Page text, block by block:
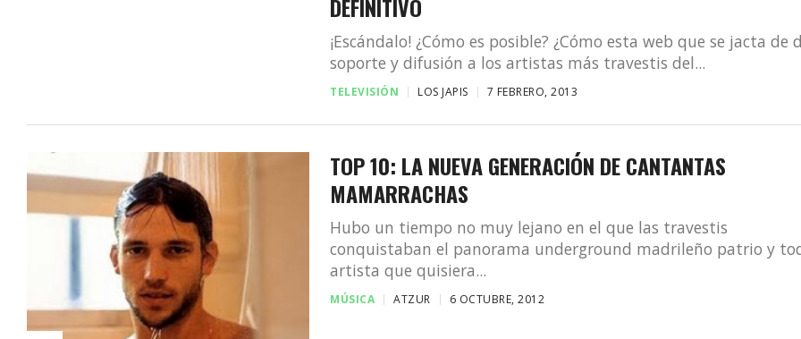
DEFINITIVO
¡Escándalo! ¿Cómo es posible? ¿Cómo esta web que se jacta de
soporte y difusión a los artistas más travestis del...
TELEVISIÓN LOS JAPIS 7 FEBRERO, 2013
TOP 10: LA NUEVA GENERACIÓN DE CANTANTAS
MAMARRACHAS
Hubo un tiempo no muy lejano en el que las travestis
conquistaban el panorama underground madrileño patrio y
artista que quisiera...
MÚSICA ATZUR 6 OCTUBRE, 2012